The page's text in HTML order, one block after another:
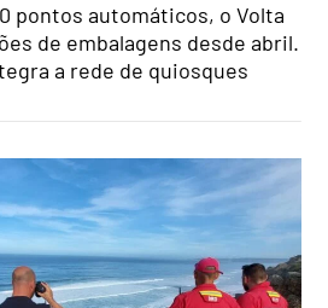
pontos automáticos, o Volta
de embalagens desde abril.
a rede de quiosques